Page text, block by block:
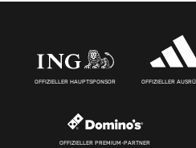
OFFIZIELLER HAUPTSPONSOR OFFIZIELLER
OFFIZIELLER PREMIUM-PARTNER